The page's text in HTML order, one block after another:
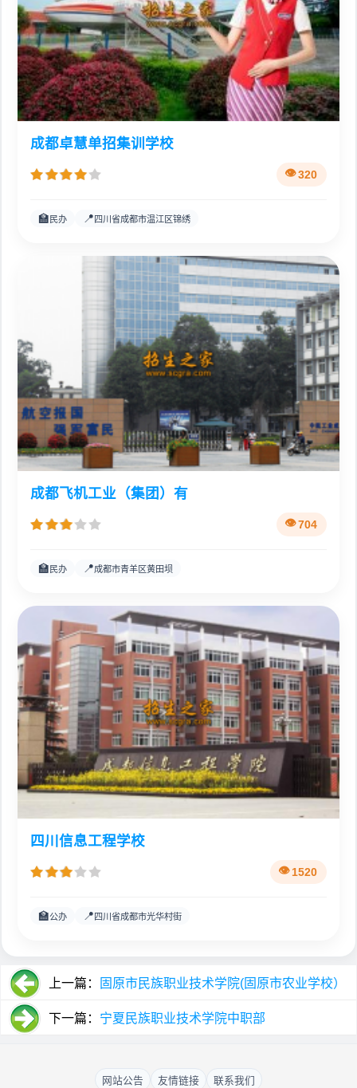
成都卓慧单招集训学校
320
🏫 民办 📍四川省成都市温江区锦绣
成都飞机工业（集团）有
704
🏫 民办 📍成都市青羊区黄田坝
四川信息工程学校
1520
🏫公办 📍四川省成都市光华村街
上一篇： 固原市民族职业技术学院(固原市农业学校）
下一篇： 宁夏民族职业技术学院中职部
网站公告 友情链接 联系我们